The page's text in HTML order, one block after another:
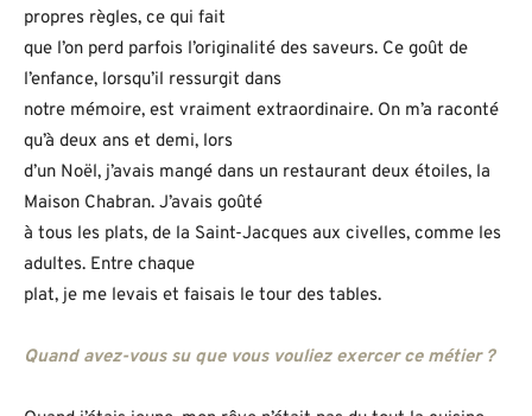
propres règles, ce qui fait
que l’on perd parfois l’originalité des saveurs. Ce goût de
l’enfance, lorsqu’il ressurgit dans
notre mémoire, est vraiment extraordinaire. On m’a raconté
qu’à deux ans et demi, lors
d’un Noël, j’avais mangé dans un restaurant deux étoiles, la
Maison Chabran. J’avais goûté
à tous les plats, de la Saint-Jacques aux civelles, comme les
adultes. Entre chaque
plat, je me levais et faisais le tour des tables.
Quand avez-vous su que vous vouliez exercer ce métier ?